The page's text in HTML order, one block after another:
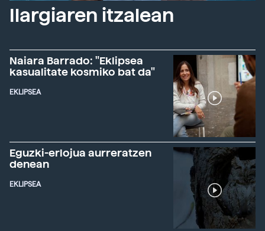
Ilargiaren itzalean
Naiara Barrado: "Eklipsea
kasualitate kosmiko bat da"
EKLIPSEA
Eguzki-erlojua aurreratzen
denean
EKLIPSEA